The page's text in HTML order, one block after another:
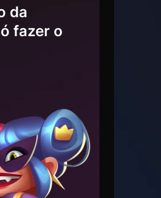
da
fazer o